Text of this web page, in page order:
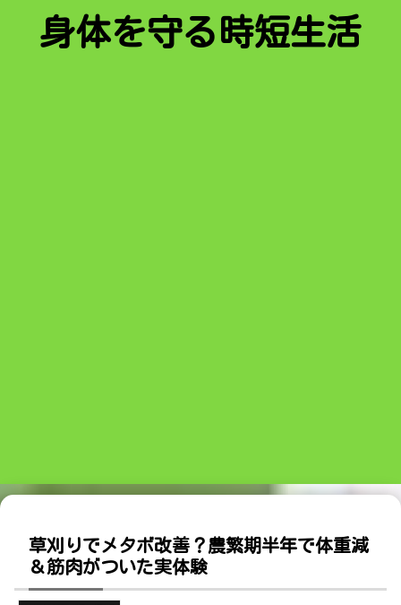
身体を守る時短生活
草刈りでメタボ改善？農繁期半年で体重減
＆筋肉がついた実体験